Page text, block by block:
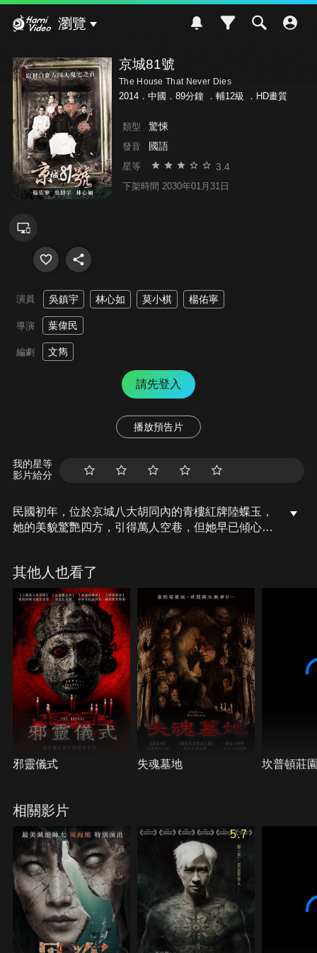
瀏覽
京城81號
The House That Never Dies
2014．中國．89分鐘 ． 輔12級 ．HD畫質
類型 驚悚
發音 國語
星等 3.4
下架時間 2030年01月31日
演員 吳鎮宇 林心如 莫小棋 楊佑寧
導演 葉偉民
編劇 文雋
請先登入
播放預告片
我的星等
影片給分
民國初年，位於京城八大胡同內的青樓紅牌陸蝶玉，
她的美貌驚艷四方，引得萬人空巷，但她早已傾心京
婚不久之後，陸蝶玉竟離奇懷孕，此時鬼胎傳言四
起，不久後舉家慘遭滅門，而這座凶宅保留至今…。
其他人也看了
邪靈儀式 失魂墓地 坎普頓莊
相關影片
5.7